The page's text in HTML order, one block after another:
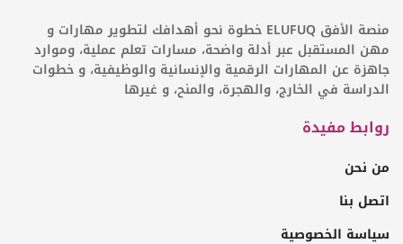
منصة الأفق ELUFUQ خطوة نحو أهدافك لتطوير مهارات و
مهن المستقبل عبر أدلة واضحة، مسارات تعلم عملية، وموارد
جاهزة عن المهارات الرقمية والإنسانية والوظيفية، و خطوات
الدراسة في الخارج، والهجرة، والمنح، و غيرها
روابط مفيدة
من نحن
اتصل بنا
سياسة الخصوصية